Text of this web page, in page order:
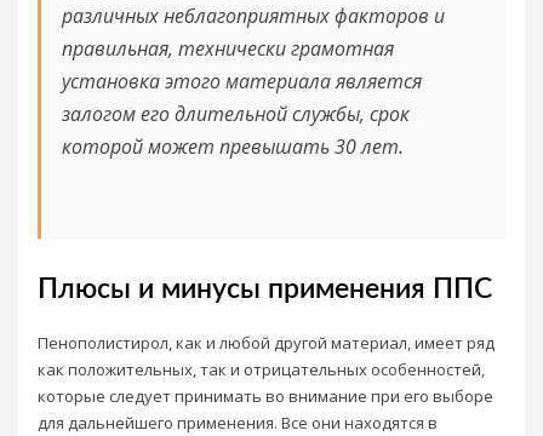
различных неблагоприятных факторов и
правильная, технически грамотная
установка этого материала является
залогом его длительной службы, срок
которой может превышать 30 лет.
Плюсы и минусы применения ППС
Пенополистирол, как и любой другой материал, имеет ряд
как положительных, так и отрицательных особенностей,
которые следует принимать во внимание при его выборе
для дальнейшего применения. Все они находятся в